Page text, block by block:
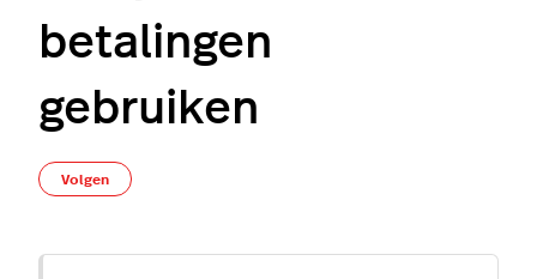
betalingen
gebruiken
Volgen